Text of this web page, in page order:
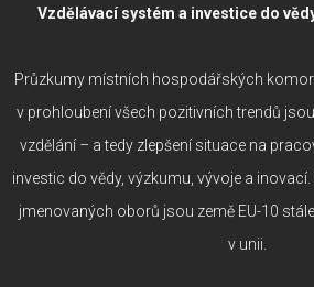
Vzdělávací systém a investice do
Průzkumy místních hospodářských
v prohloubení všech pozitivních trendů
vzdělání – a tedy zlepšení situace na
investic do vědy, výzkumu, vývoje a
jmenovaných oborů jsou země EU-10
v unii.